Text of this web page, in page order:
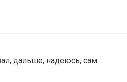
дальше, надеюсь, сам